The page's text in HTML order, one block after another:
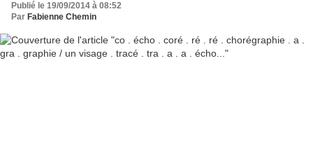
Publié le 19/09/2014 à 08:52
Par Fabienne Chemin